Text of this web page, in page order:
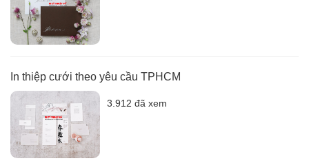
In thiệp cưới theo yêu cầu TPHCM
3.912 đã xem